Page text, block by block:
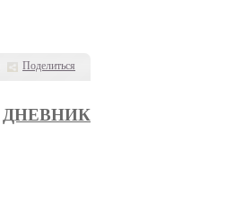
Поделиться
ДНЕВНИК